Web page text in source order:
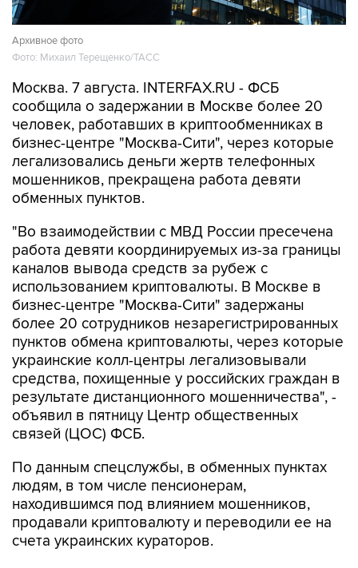
Архивное фото
Фото: Михаил Терещенко/ТАСС
Москва. 7 августа. INTERFAX.RU - ФСБ
человек, работавших в криптообменниках в
бизнес-центре "Москва-Сити", через которые
легализовались деньги жертв телефонных
мошенников, прекращена работа девяти
обменных пунктов.
"Во взаимодействии с МВД России пресечена
каналов вывода средств за рубеж с
использованием криптовалюты. В Москве в
бизнес-центре "Москва-Сити" задержаны
более 20 сотрудников незарегистрированных
пунктов обмена криптовалюты, через которые
украинские колл-центры легализовывали
средства, похищенные у российских граждан в
результате дистанционного мошенничества", -
объявил в пятницу Центр общественных
связей (ЦОС) ФСБ.
По данным спецслужбы, в обменных пунктах
находившимся под влиянием мошенников,
продавали криптовалюту и переводили ее на
счета украинских кураторов.
"Для работы в криптообменниках из